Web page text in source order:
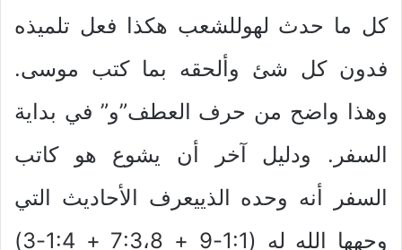
كل ما حدث لهوللشعب هكذا فعل تلميذه
فدون كل شئ وألحقه بما كتب موسى.
وهذا واضح من حرف العطف”و” في بداية
السفر. ودليل آخر أن يشوع هو كاتب
السفر أنه وحده الذييعرف الأحاديث التي
وجهها الله له (1:1-9 + 7:3،8 + 1:4-3)